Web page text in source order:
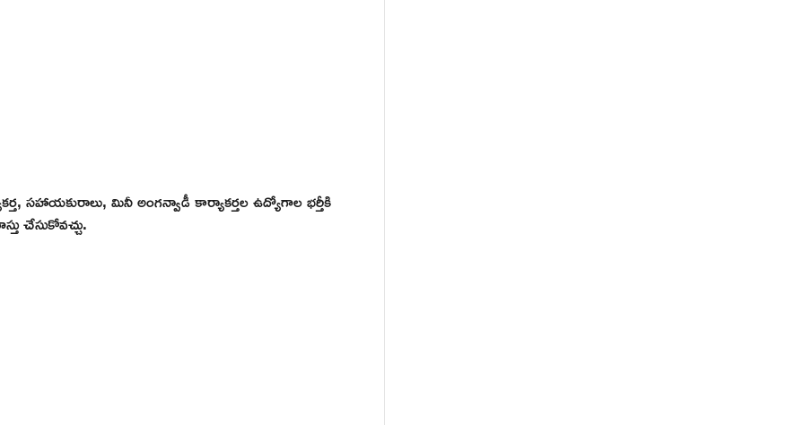
సహాయకురాలు, మినీ అంగన్వాడీ కార్యాకర్తల ఉద్యోగాల భర్తీకి
చేసుకోవచ్చు.